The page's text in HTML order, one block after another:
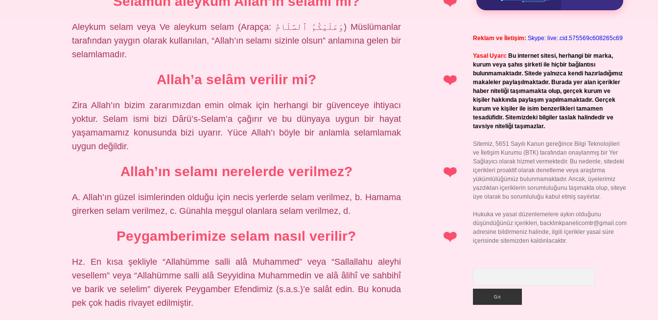
Aleykum selam veya Ve aleykum selam (Arapça: وَعَلَيْكُمُ ٱلسَّلَامُ) Müslümanlar
tarafından yaygın olarak kullanılan, “Allah’ın selamı sizinle olsun” anlamına gelen bir
selamlamadır.
Allah’a selâm verilir mi?
Zira Allah’ın bizim zararımızdan emin olmak için herhangi bir güvenceye ihtiyacı
yoktur. Selam ismi bizi Dârü’s-Selam’a çağırır ve bu dünyaya uygun bir hayat
yaşamamamız konusunda bizi uyarır. Yüce Allah’ı böyle bir anlamla selamlamak
uygun değildir.
Allah’ın selamı nerelerde verilmez?
A. Allah’ın güzel isimlerinden olduğu için necis yerlerde selam verilmez, b. Hamama
girerken selam verilmez, c. Günahla meşgul olanlara selam verilmez, d.
Peygamberimize selam nasıl verilir?
Hz. En kısa şekliyle “Allahümme salli alâ Muhammed” veya “Sallallahu aleyhi
vesellem” veya “Allahümme salli alâ Seyyidina Muhammedin ve alâ âlihî ve sahbihî
ve barik ve selelim” diyerek Peygamber Efendimiz (s.a.s.)’e salât edin. Bu konuda
pek çok hadis rivayet edilmiştir.
Reklam ve İletişim: Skype: live:.cid.575569c608265c69
Yasal Uyarı: Bu internet sitesi, herhangi bir marka,
kurum veya şahıs şirketi ile hiçbir bağlantısı
bulunmamaktadır. Sitede yalnızca kendi hazırladığımız
makaleler paylaşılmaktadır. Burada yer alan içerikler
haber niteliği taşımamakta olup, gerçek kurum ve
kişiler hakkında paylaşım yapılmamaktadır. Gerçek
kurum ve kişiler ile isim benzerlikleri tamamen
tesadüfidir. Sitemizdeki bilgiler taslak halindedir ve
tavsiye niteliği taşımazlar.
Sitemiz, 5651 Sayılı Kanun gereğince Bilgi Teknolojileri
ve İletişim Kurumu (BTK) tarafından onaylanmış bir Yer
Sağlayıcı olarak hizmet vermektedir. Bu nedenle, sitedeki
içerikleri proaktif olarak denetleme veya araştırma
yükümlülüğümüz bulunmamaktadır. Ancak, üyelerimiz
yazdıkları içeriklerin sorumluluğunu taşımakta olup, siteye
üye olarak bu sorumluluğu kabul etmiş sayılırlar.
Hukuka ve yasal düzenlemelere aykırı olduğunu
düşündüğünüz içerikleri, backlinkpanelicomtr@gmail.com
adresine bildirmeniz halinde, ilgili içerikler yasal süre
içerisinde sitemizden kaldırılacaktır.